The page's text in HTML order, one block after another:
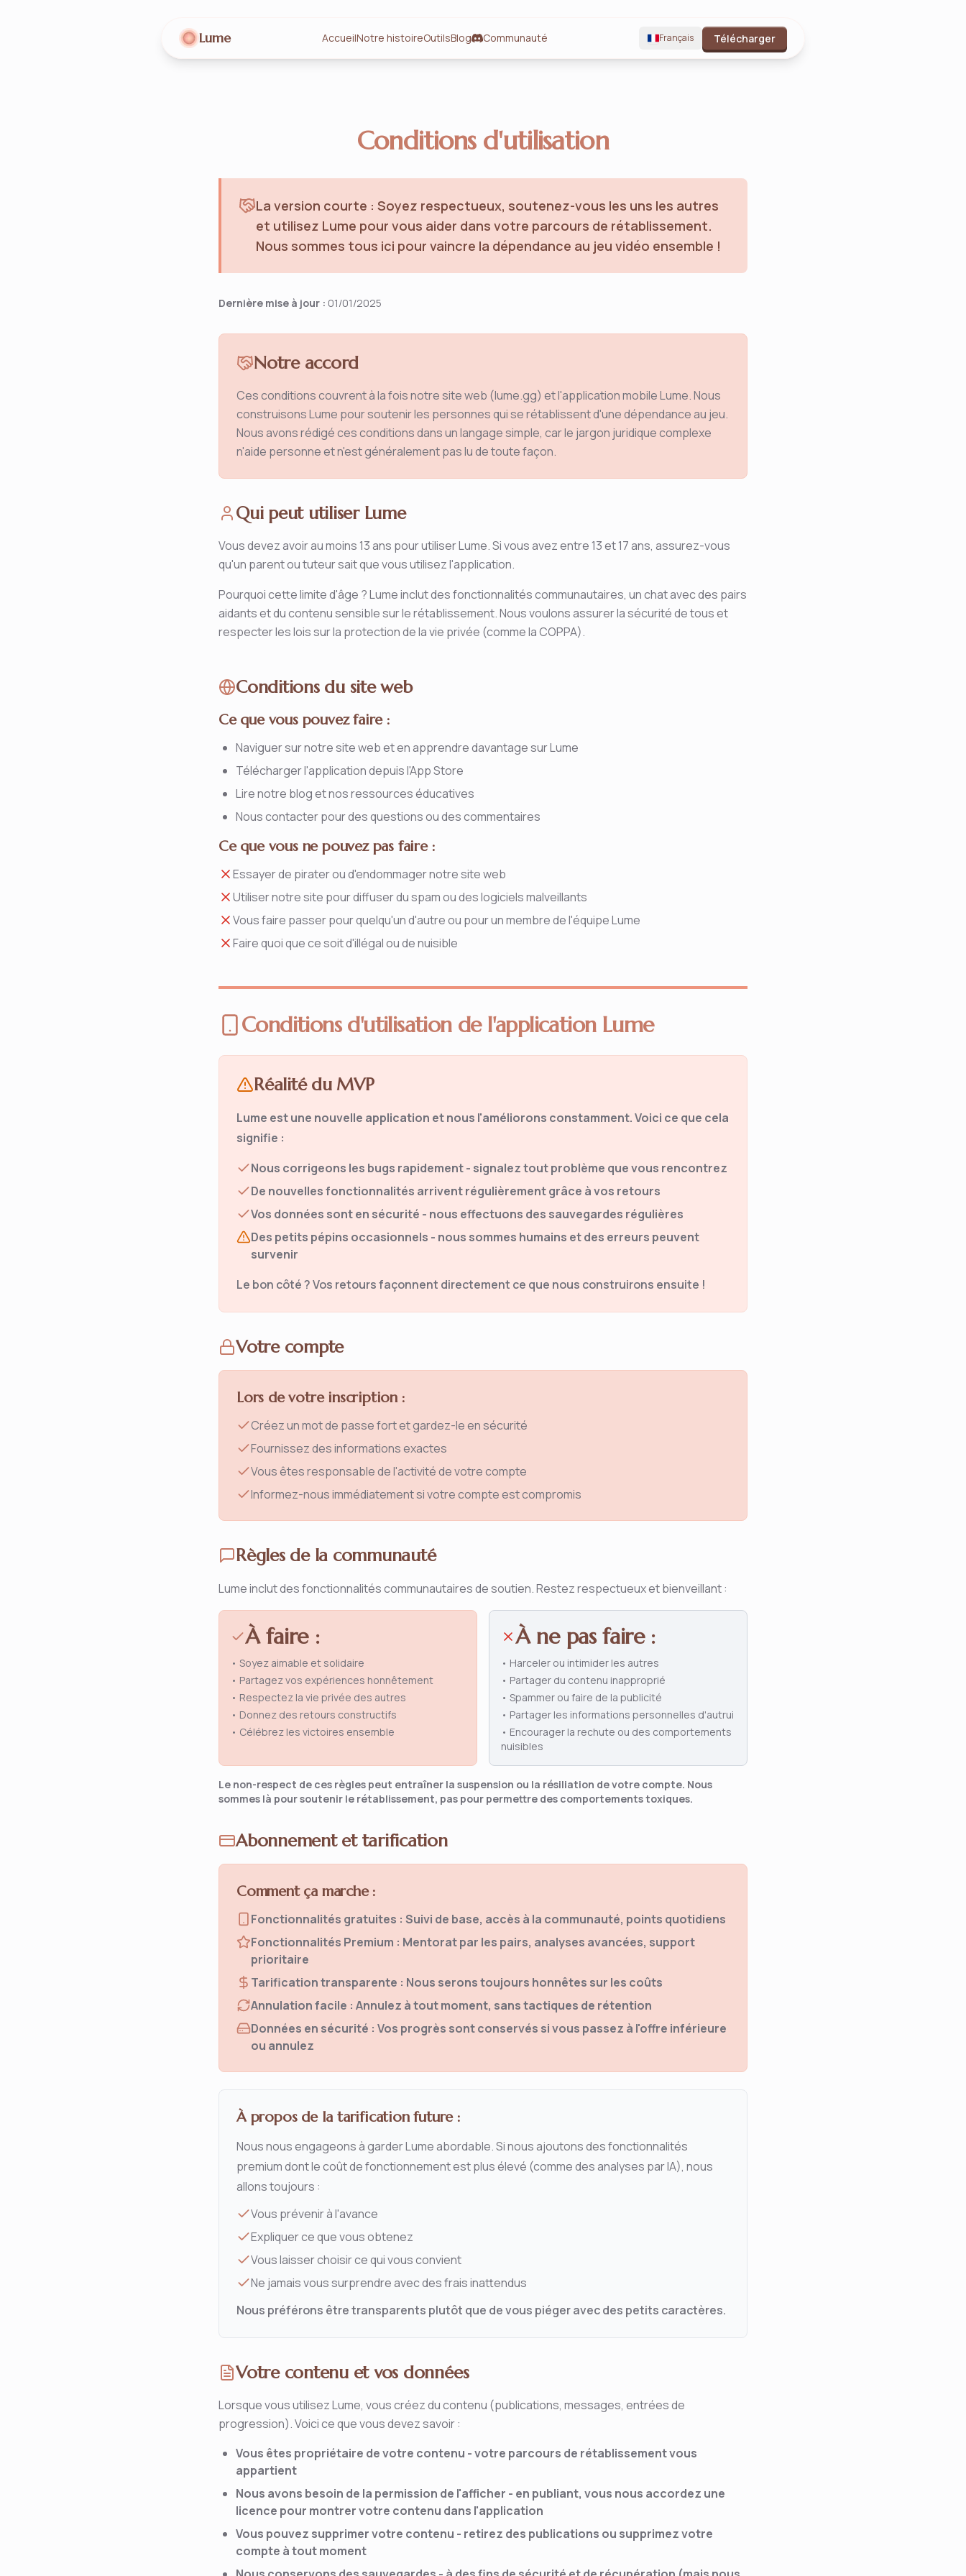
Lume AccueilNotre histoireOutilsBlog Communauté Français Télécharger
Conditions d'utilisation
La version courte : Soyez respectueux, soutenez-vous les uns les autres
et utilisez Lume pour vous aider dans votre parcours de rétablissement.
Nous sommes tous ici pour vaincre la dépendance au jeu vidéo ensemble !
Dernière mise à jour : 01/01/2025
Notre accord
Ces conditions couvrent à la fois notre site web (lume.gg) et l'application mobile Lume. Nous
construisons Lume pour soutenir les personnes qui se rétablissent d'une dépendance au jeu.
Nous avons rédigé ces conditions dans un langage simple, car le jargon juridique complexe
n'aide personne et n'est généralement pas lu de toute façon.
Qui peut utiliser Lume
Vous devez avoir au moins 13 ans pour utiliser Lume. Si vous avez entre 13 et 17 ans, assurez-vous
qu'un parent ou tuteur sait que vous utilisez l'application.
Pourquoi cette limite d'âge ? Lume inclut des fonctionnalités communautaires, un chat avec des pairs
aidants et du contenu sensible sur le rétablissement. Nous voulons assurer la sécurité de tous et
respecter les lois sur la protection de la vie privée (comme la COPPA).
Conditions du site web
Ce que vous pouvez faire :
Naviguer sur notre site web et en apprendre davantage sur Lume
Télécharger l'application depuis l'App Store
Lire notre blog et nos ressources éducatives
Nous contacter pour des questions ou des commentaires
Ce que vous ne pouvez pas faire :
Essayer de pirater ou d'endommager notre site web
Utiliser notre site pour diffuser du spam ou des logiciels malveillants
Vous faire passer pour quelqu'un d'autre ou pour un membre de l'équipe Lume
Faire quoi que ce soit d'illégal ou de nuisible
Conditions d'utilisation de l'application Lume
Réalité du MVP
Lume est une nouvelle application et nous l'améliorons constamment. Voici ce que cela
signifie :
Nous corrigeons les bugs rapidement - signalez tout problème que vous rencontrez
De nouvelles fonctionnalités arrivent régulièrement grâce à vos retours
Vos données sont en sécurité - nous effectuons des sauvegardes régulières
Des petits pépins occasionnels - nous sommes humains et des erreurs peuvent
survenir
Le bon côté ? Vos retours façonnent directement ce que nous construirons ensuite !
Votre compte
Lors de votre inscription :
Créez un mot de passe fort et gardez-le en sécurité
Fournissez des informations exactes
Vous êtes responsable de l'activité de votre compte
Informez-nous immédiatement si votre compte est compromis
Règles de la communauté
Lume inclut des fonctionnalités communautaires de soutien. Restez respectueux et bienveillant :
À faire :
• Soyez aimable et solidaire
• Partagez vos expériences honnêtement
• Respectez la vie privée des autres
• Donnez des retours constructifs
• Célébrez les victoires ensemble
À ne pas faire :
• Harceler ou intimider les autres
• Partager du contenu inapproprié
• Spammer ou faire de la publicité
• Partager les informations personnelles d'autrui
• Encourager la rechute ou des comportements
nuisibles
Le non-respect de ces règles peut entraîner la suspension ou la résiliation de votre compte. Nous
sommes là pour soutenir le rétablissement, pas pour permettre des comportements toxiques.
Abonnement et tarification
Comment ça marche :
Fonctionnalités gratuites : Suivi de base, accès à la communauté, points quotidiens
Fonctionnalités Premium : Mentorat par les pairs, analyses avancées, support
prioritaire
Tarification transparente : Nous serons toujours honnêtes sur les coûts
Annulation facile : Annulez à tout moment, sans tactiques de rétention
Données en sécurité : Vos progrès sont conservés si vous passez à l'offre inférieure
ou annulez
À propos de la tarification future :
Nous nous engageons à garder Lume abordable. Si nous ajoutons des fonctionnalités
premium dont le coût de fonctionnement est plus élevé (comme des analyses par IA), nous
allons toujours :
Vous prévenir à l'avance
Expliquer ce que vous obtenez
Vous laisser choisir ce qui vous convient
Ne jamais vous surprendre avec des frais inattendus
Nous préférons être transparents plutôt que de vous piéger avec des petits caractères.
Votre contenu et vos données
Lorsque vous utilisez Lume, vous créez du contenu (publications, messages, entrées de
progression). Voici ce que vous devez savoir :
Vous êtes propriétaire de votre contenu - votre parcours de rétablissement vous
appartient
Nous avons besoin de la permission de l'afficher - en publiant, vous nous accordez une
licence pour montrer votre contenu dans l'application
Vous pouvez supprimer votre contenu - retirez des publications ou supprimez votre
compte à tout moment